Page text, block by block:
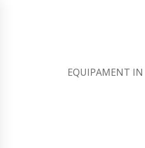
EQUIPAMENT IN